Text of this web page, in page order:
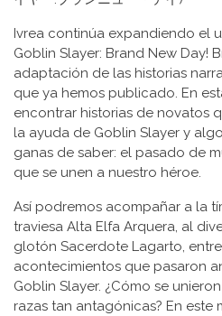
Ivrea continúa expandiendo el
Goblin Slayer: Brand New Day!
adaptación de las historias
que ya hemos publicado. En
encontrar historias de novatos
la ayuda de Goblin Slayer y
ganas de saber: el pasado de
que se unen a nuestro héroe.
Así podremos acompañar a la
traviesa Alta Elfa Arquera, al
glotón Sacerdote Lagarto,
acontecimientos que pasaron
Goblin Slayer. ¿Cómo se
razas tan antagónicas? En este